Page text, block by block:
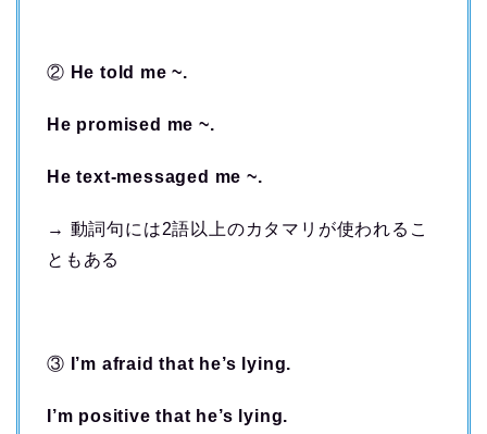
② He told me ~.
He promised me ~.
He text-messaged me ~.
→ 動詞句には2語以上のカタマリが使われるこ
ともある
③ I’m afraid that he’s lying.
I’m positive that he’s lying.